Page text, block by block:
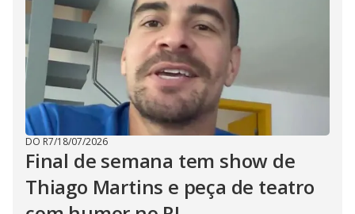
DO R7/18/07/2026
Final de semana tem show de
Thiago Martins e peça de teatro